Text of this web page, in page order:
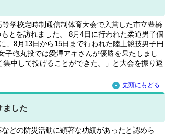
学校定時制通信制体育大会で入賞した市立豊橋
とを訪れました。 8月4日に行われた柔道男子個
、8月13日から15日まで行われた陸上競技男子円
子砲丸投では愛澤アキさんが優勝を果たしまし
中して投げることができた。」と大会を振り返
先頭にもどる
ました
どの防災活動に顕著な功績があったと認めら